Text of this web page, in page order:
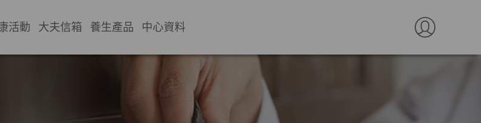
活動 大夫信箱 養生產品 中心資料